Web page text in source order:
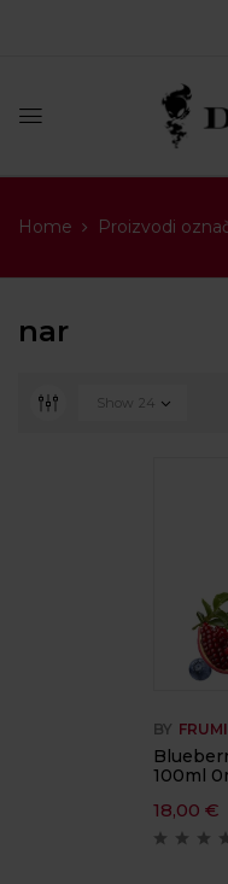
Home Proizvodi
nar
Show 24
BY
100ml
18,00 €